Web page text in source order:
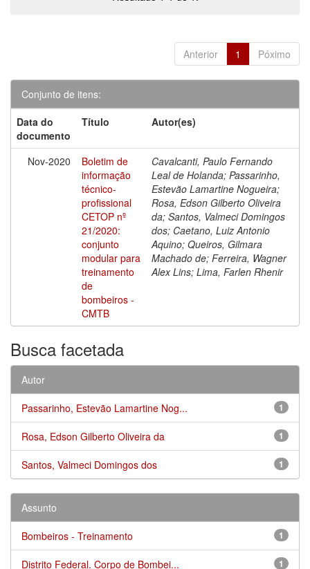
Anterior 1 Póximo
Conjunto de itens:
Data do
documento
Título Autor(es)
Nov-2020
Boletim de
informação
técnico-
profissional
CETOP nº
21/2020:
conjunto
modular para
treinamento
de
bombeiros -
CMTB
Cavalcanti, Paulo Fernando
Leal de Holanda; Passarinho,
Estevão Lamartine Nogueira;
Rosa, Edson Gilberto Oliveira
da; Santos, Valmeci Domingos
dos; Caetano, Luiz Antonio
Aquino; Queiros, Gilmara
Machado de; Ferreira, Wagner
Alex Lins; Lima, Farlen Rhenir
Busca facetada
Autor
1
Passarinho, Estevão Lamartine Nog...
1
Rosa, Edson Gilberto Oliveira da
1
Santos, Valmeci Domingos dos
Assunto
1
Bombeiros - Treinamento
1
Distrito Federal. Corpo de Bombei...